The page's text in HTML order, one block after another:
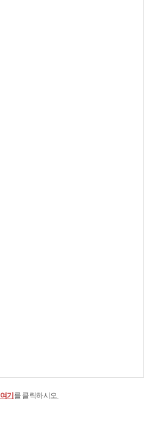
여기 를 클릭하시오.